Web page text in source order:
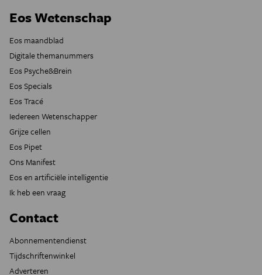
Eos Wetenschap
Eos maandblad
Digitale themanummers
Eos Psyche&Brein
Eos Specials
Eos Tracé
Iedereen Wetenschapper
Grijze cellen
Eos Pipet
Ons Manifest
Eos en artificiële intelligentie
Ik heb een vraag
Contact
Abonnementendienst
Tijdschriftenwinkel
Adverteren